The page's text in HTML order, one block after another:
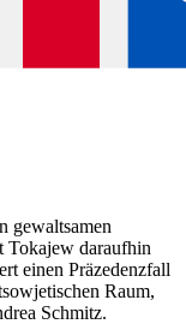
gewaltsamen
Tokajew daraufhin
einen Präzedenzfall
Raum,
Schmitz.